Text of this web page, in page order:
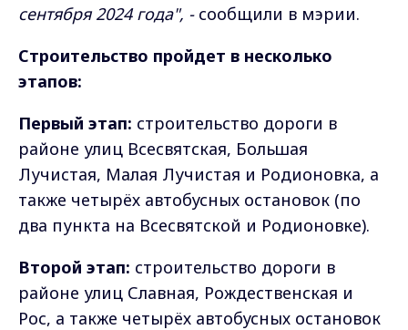
сентября 2024 года", - сообщили в мэрии.
Строительство пройдет в несколько
этапов:
Первый этап: строительство дороги в
районе улиц Всесвятская, Большая
Лучистая, Малая Лучистая и Родионовка, а
также четырёх автобусных остановок (по
два пункта на Всесвятской и Родионовке).
Второй этап: строительство дороги в
районе улиц Славная, Рождественская и
Рос, а также четырёх автобусных остановок